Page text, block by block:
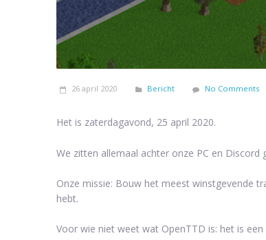
26 april 2020 Bericht No Comments
Het is zaterdagavond, 25 april 2020.
We zitten allemaal achter onze PC en
Onze missie: Bouw het meest winstgevende
hebt.
Voor wie niet weet wat OpenTTD is: het is